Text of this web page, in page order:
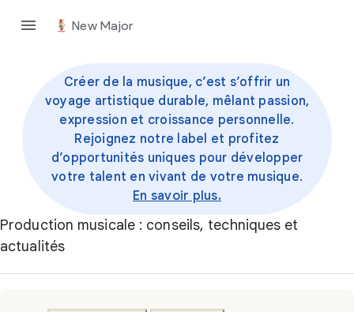
New Major
Créer de la musique, c’est s’offrir un
voyage artistique durable, mêlant passion,
expression et croissance personnelle.
Rejoignez notre label et profitez
d’opportunités uniques pour développer
votre talent en vivant de votre musique.
En savoir plus.
Production musicale : conseils, techniques et
actualités